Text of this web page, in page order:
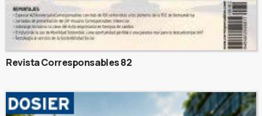
Revista Corresponsables 82